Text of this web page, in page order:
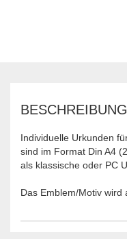
BESCHREIBUNG
Individuelle Urkunden
sind im Format Din A4
als klassische oder PC
Das Emblem/Motiv wird